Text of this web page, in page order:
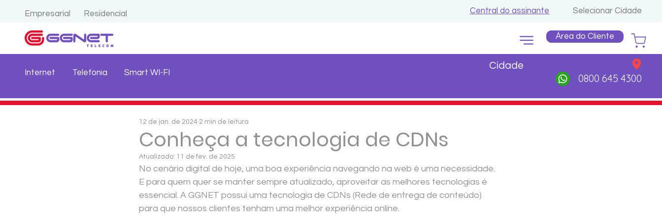
Empresarial Residencial Central do assinante Selecionar Cidade
Área do Cliente
Internet Telefonia Smart WI-FI
Cidade
0800 645 4300
Conheça a tecnologia de CDNs
12 de jan. de 2024 2 min de leitura
Atualizado: 11 de fev. de 2025
No cenário digital de hoje, uma boa experiência navegando na web é uma necessidade.
E para quem quer se manter sempre atualizado, aproveitar as melhores tecnologias é
essencial. A GGNET possui uma tecnologia de CDNs (Rede de entrega de conteúdo)
para que nossos clientes tenham uma melhor experiência online.